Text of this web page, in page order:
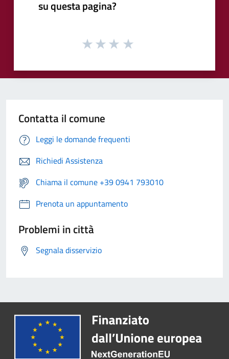
su questa pagina?
Contatta il comune
Leggi le domande frequenti
Richiedi Assistenza
Chiama il comune +39 0941 793010
Prenota un appuntamento
Problemi in città
Segnala disservizio